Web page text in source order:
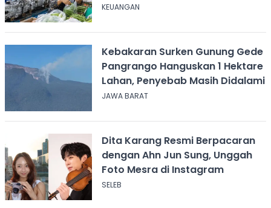
KEUANGAN
Kebakaran Surken Gunung Gede
Pangrango Hanguskan 1 Hektare
Lahan, Penyebab Masih Didalami
JAWA BARAT
Dita Karang Resmi Berpacaran
dengan Ahn Jun Sung, Unggah
Foto Mesra di Instagram
SELEB